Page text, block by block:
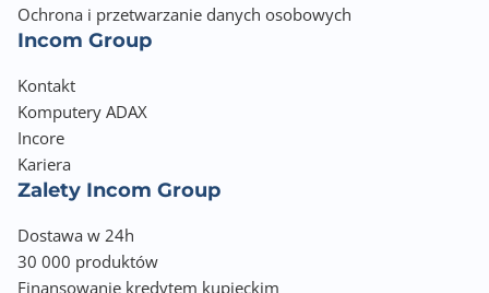
Ochrona i przetwarzanie danych osobowych
Incom Group
Kontakt
Komputery ADAX
Incore
Kariera
Zalety Incom Group
Dostawa w 24h
30 000 produktów
Finansowanie kredytem kupieckim